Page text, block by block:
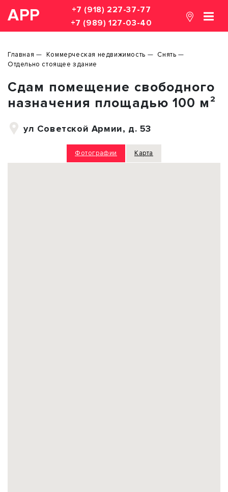
АРР
+7 (918) 227-37-77
+7 (989) 127-03-40
Главная Коммерческая недвижимость
Снять
Отдельно стоящее здание
Сдам помещение свободного
назначения площадью 100 м²
ул Советской Армии, д. 53
Фотографии Карта